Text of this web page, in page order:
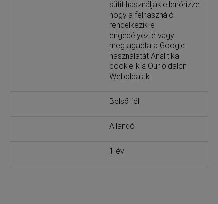
sütit használják ellenőrizze,
hogy a felhasználó
rendelkezik-e
engedélyezte vagy
megtagadta a Google
használatát Analitikai
cookie-k a Our oldalon
Weboldalak.
Belső fél
Állandó
1 év